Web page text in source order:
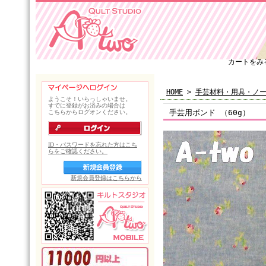
カートをみ
HOME > 手芸材料・用具・ノ
手芸用ボンド （60g）